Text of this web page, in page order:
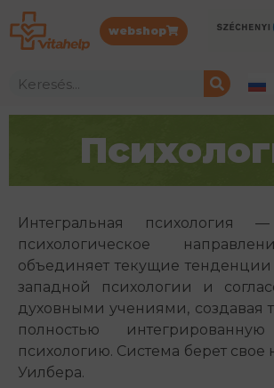
webshop
Интегральная психология
психологическое
объединяет текущие
западной психологии и
духовными учениями, создавая
полностью
психологию. Система берет свое
Уилбера.